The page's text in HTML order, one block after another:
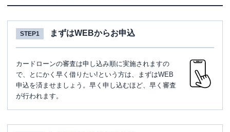
STEP1 まずはWEBからお申込
カードローンの審査は申し込み順に実施されますの
で、とにかく早く借りたい!という方は、まずはWEB
申込を済ませましょう。早く申し込むほど、早く審査
が行われます。